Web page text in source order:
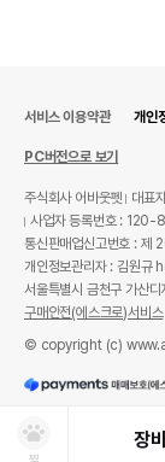
찜
장
서비스 이용약관 개인
PC버전으로 보기
주식회사 어바웃펫
대표
사업자 등록번호 :
통신판매업신고번호 :
개인정보관리자 : 김원
서울특별시 금천구 가산
구매안전(에스크로)서비스
© copyright (c)